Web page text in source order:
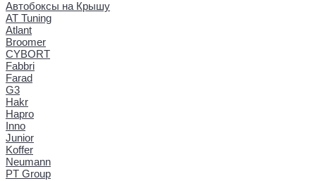
Автобоксы на Крышу
AT Tuning
Atlant
Broomer
CYBORT
Fabbri
Farad
G3
Hakr
Hapro
Inno
Junior
Koffer
Neumann
PT Group